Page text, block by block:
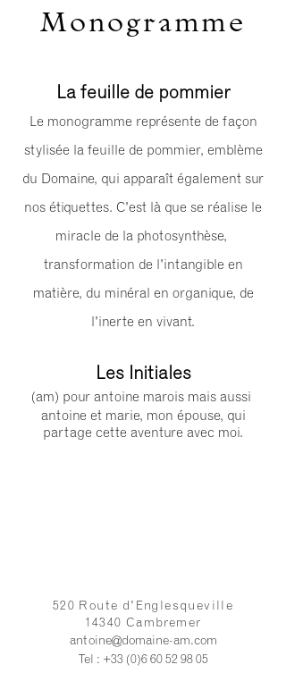
Monogramme
La feuille de pommier
Le monogramme représente de façon
stylisée la feuille de pommier, emblème
du Domaine, qui apparaît également sur
nos étiquettes. C'est là que se réalise le
miracle de la photosynthèse,
transformation de l'intangible en
matière, du minéral en organique, de
l'inerte en vivant.
Les Initiales
(am) pour antoine marois mais aussi
antoine et marie, mon épouse, qui
partage cette aventure avec moi.
520 Route d'Englesqueville
14340 Cambremer
antoine@domaine-am.com
Tel : +33 (0)6 60 52 98 05